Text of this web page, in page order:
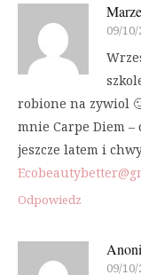
09/
robione na zywiol
mnie Carpe Diem
jeszcze latem i
Odpowiedz
09/